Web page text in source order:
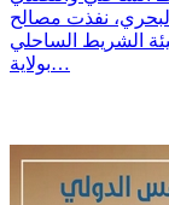
نفذت مصالح
الشريط الساحلي
بولاية…